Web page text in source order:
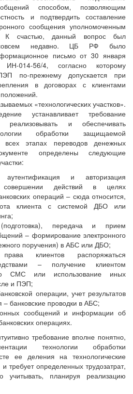
способом, позволяющим
и подтвердить составление
сообщения уполномоченным
счастью, данный вопрос был
совсем недавно. ЦБ РФ было
письмо от 30 января
56/4, согласно которому
по-прежнему допускается при
в договорах с клиентами
«технологических участков».
устанавливает требование
реализовывать и обеспечивать
обработки защищаемой
этапах переводов денежных
определены следующие
аутентификация и авторизация
действий в целях
операций – сюда относится,
клиента с системой ДБО или
передача и прием
– формирование электронного
поручения) в АБС или ДБО;
права клиентов распоряжаться
– получение клиентом
СМС или использование иных
и ПЭП;
операции, учет результатов
– банковские проводки в АБС;
сообщений и информации об
операциях.
требование вполне понятно,
технологии обработки
ее деления на технологические
требует определенных трудозатрат,
учитывать, планируя реализацию